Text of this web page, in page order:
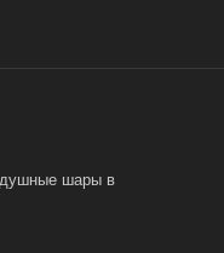
шары в